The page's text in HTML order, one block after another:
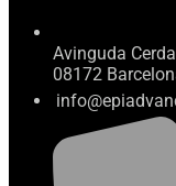
Avinguda
08172